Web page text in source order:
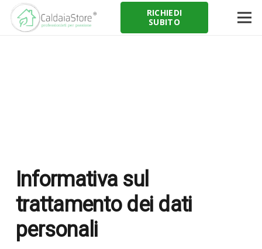
RICHIEDI
SUBITO
Informativa sul
trattamento dei dati
personali